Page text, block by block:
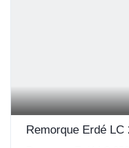
Remorque Erdé LC